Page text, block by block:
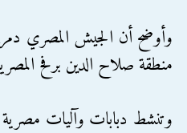
وأوضح أن الجيش المصري
منطقة صلاح الدين برفح
وتنشط دبابات وآليات